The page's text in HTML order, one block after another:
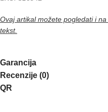
Ovaj artikal možete pogledati i
tekst.
Garancija
Recenzije (0)
QR